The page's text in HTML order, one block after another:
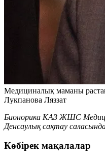
Медициналық маманы
Лукпанова Ляззат
Бионорика КАЗ ЖШС
Денсаулық сақтау
Көбірек мақалалар